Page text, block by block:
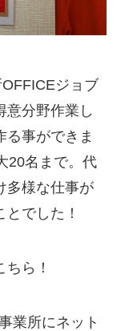
ジョブ
意分野作業し
る事ができま
20名まで。代
多様な仕事が
でした！
ら！
業所にネット